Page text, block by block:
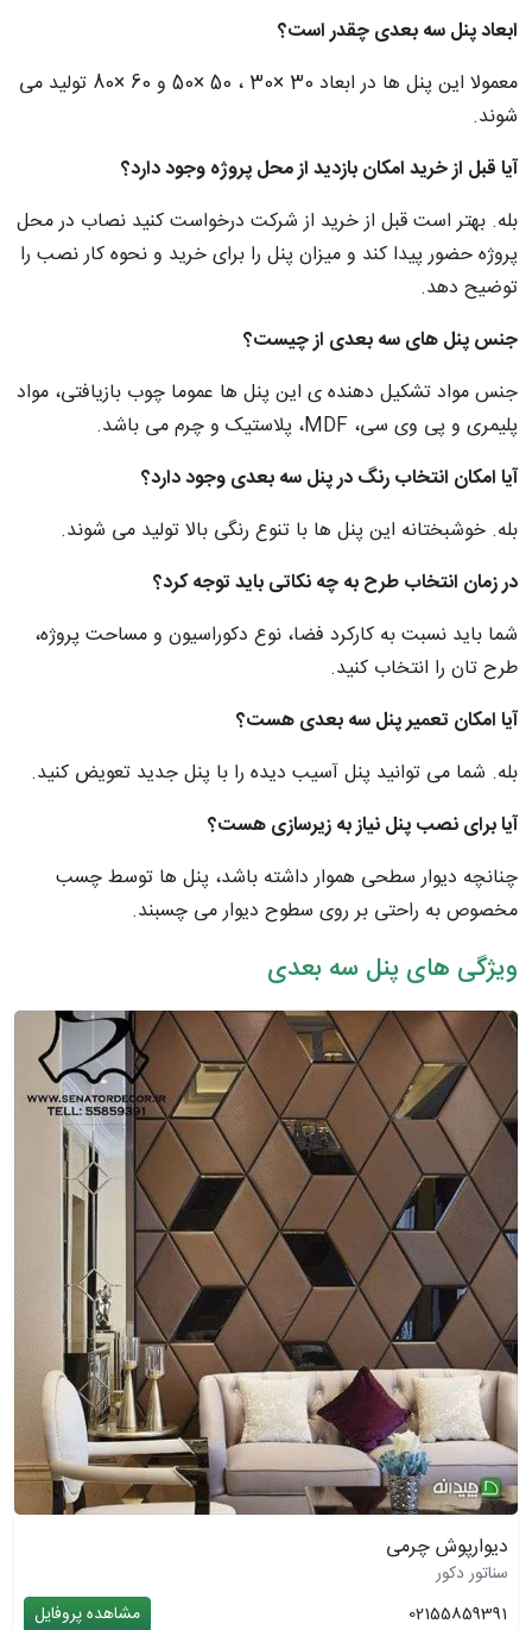
ابعاد پنل سه‌ بعدی چقدر است؟
معمولا این پنل‌ ها در ابعاد 30 ×30 ، 50 ×50 و 60 ×80 تولید می‌
شوند.
آیا قبل از خرید امکان بازدید از محل پروژه وجود دارد؟
بله. بهتر است قبل از خرید از شرکت درخواست کنید نصاب در محل
پروژه حضور پیدا کند و میزان پنل را برای خرید و نحوه کار نصب را
توضیح دهد.
جنس پنل های سه بعدی از چیست؟
جنس مواد تشکیل دهنده ی این پنل ها عموما چوب بازیافتی، مواد
پلیمری و پی وی سی، MDF، پلاستیک و چرم می باشد.
آیا امکان انتخاب رنگ در پنل سه‌ بعدی وجود دارد؟
بله. خوشبختانه این پنل‌ ها با تنوع رنگی بالا تولید می‌ شوند.
در زمان انتخاب طرح به چه نکاتی باید توجه کرد؟
شما باید نسبت به کارکرد فضا، نوع دکوراسیون و مساحت پروژه‌،
طرح‌ تان را انتخاب کنید.
آیا امکان تعمیر پنل سه‌ بعدی هست؟
بله. شما می توانید پنل آسیب دیده را با پنل جدید تعویض کنید.
آیا برای نصب پنل نیاز به زیرسازی هست؟
چنانچه دیوار سطحی هموار داشته باشد، پنل‌ ها توسط چسب
مخصوص به راحتی بر روی سطوح دیوار می‌ چسبند.
ویژگی‌ های پنل سه‌ بعدی
دیوارپوش چرمی
سناتور دکور
02155859391
مشاهده پروفایل